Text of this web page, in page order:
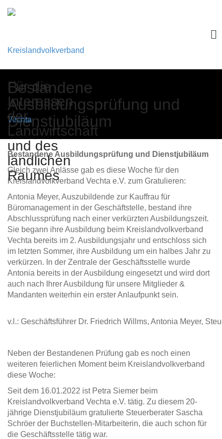
Für die
Interessen
der
Landwirtschaft
und des
ländlichen
Raumes
to
content
Bestandene
Ausbildungsprüfung und
Dienstjubiläum
Bestandene Ausbildungsprüfung und Dienstjubiläum
Gleich zwei Anlässe gab es diese Woche für den
Kreislandvolkverband Vechta e.V. zum Gratulieren:
Antonia Meyer, Auszubildende zur Kauffrau für
Büromanagement in der Geschäftstelle, bestand ihre
Abschlussprüfung nach einer verkürzten Ausbildungszeit.
Sie begann ihre Ausbildung beim Kreislandvolkverband
Vechta bereits im 2. Ausbildungsjahr und entschloss sich
im letzten Sommer, ihre Ausbildung um ein halbes Jahr zu
verkürzen. In der Zentrale der Geschäftsstelle wurde
Antonia bereits in der Ausbildung eingesetzt und wird dort
auch nach Ihrer Ausbildung für unsere Mitglieder &
Mandanten weiterhin ein erster Anlaufpunkt sein.
v.l.: Geschäftsführer Dr. Friedrich Willms, Antonia Meyer,
Neben der Bestandenen Prüfung gab es noch einen
weiteren feierlichen Moment beim Kreislandvolkverband
diese Woche:
Seit dem 16.01.2022 ist Petra Siemer beim
Kreislandvolkverband Vechta e.V. tätig. Zu diesem 20-
jährige Dienstjubiläum gratulierte Steuerberater Sascha
Schröer der Buchstellen-Mitarbeiterin, die auch schon für
die Geschäftsstelle tätig war.